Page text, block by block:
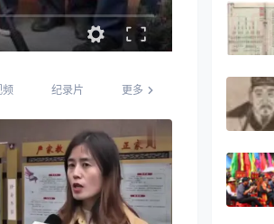
频 纪录片 更多